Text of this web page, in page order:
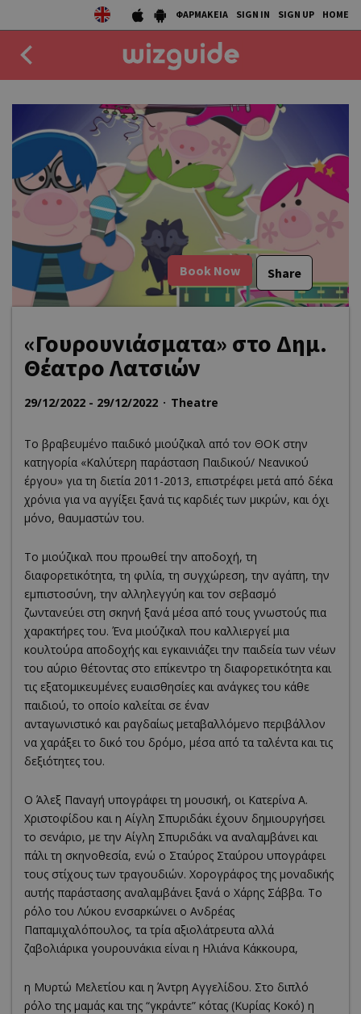
ΦΑΡΜΑΚΕΙΑ SIGN IN SIGN UP HOME
DRINK
50 BEST
COLLECTIONS
STORIES
Book Now Share
«Γουρουνιάσματα» στο Δημ.
Θέατρο Λατσιών
29/12/2022 - 29/12/2022 Theatre
Το βραβευμένο παιδικό μιούζικαλ από τον ΘΟΚ στην
κατηγορία «Καλύτερη παράσταση Παιδικού/ Νεανικού
έργου» για τη διετία 2011-2013, επιστρέφει μετά από δέκα
χρόνια για να αγγίξει ξανά τις καρδιές των μικρών, και όχι
μόνο, θαυμαστών του.
Το μιούζικαλ που προωθεί την αποδοχή, τη
διαφορετικότητα, τη φιλία, τη συγχώρεση, την αγάπη, την
εμπιστοσύνη, την αλληλεγγύη και τον σεβασμό
ζωντανεύει στη σκηνή ξανά μέσα από τους γνωστούς πια
χαρακτήρες του. Ένα μιούζικαλ που καλλιεργεί μια
κουλτούρα αποδοχής και εγκαινιάζει την παιδεία των νέων
του αύριο θέτοντας στο επίκεντρο τη διαφορετικότητα και
τις εξατομικευμένες ευαισθησίες και ανάγκες του κάθε
παιδιού, το οποίο καλείται σε έναν
ανταγωνιστικό και ραγδαίως μεταβαλλόμενο περιβάλλον
να χαράξει το δικό του δρόμο, μέσα από τα ταλέντα και τις
δεξιότητες του.
Ο Άλεξ Παναγή υπογράφει τη μουσική, οι Κατερίνα Α.
Χριστοφίδου και η Αίγλη Σπυριδάκι έχουν δημιουργήσει
το σενάριο, με την Αίγλη Σπυριδάκι να αναλαμβάνει και
πάλι τη σκηνοθεσία, ενώ ο Σταύρος Σταύρου υπογράφει
τους στίχους των τραγουδιών. Χορογράφος της μοναδικής
αυτής παράστασης αναλαμβάνει ξανά ο Χάρης Σάββα. Το
ρόλο του Λύκου ενσαρκώνει ο Ανδρέας
Παπαμιχαλόπουλος, τα τρία αξιολάτρευτα αλλά
ζαβολιάρικα γουρουνάκια είναι η Ηλιάνα Κάκκουρα,
η Μυρτώ Μελετίου και η Άντρη Αγγελίδου. Στο διπλό
ρόλο της μαμάς και της “γκράντε” κότας (Κυρίας Κοκό) η